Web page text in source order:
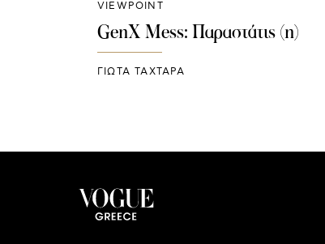
VIEWPOINT
GenX Mess: Παραστάτις (η)
ΓΙΩΤΑ ΤΑΧΤΑΡΑ